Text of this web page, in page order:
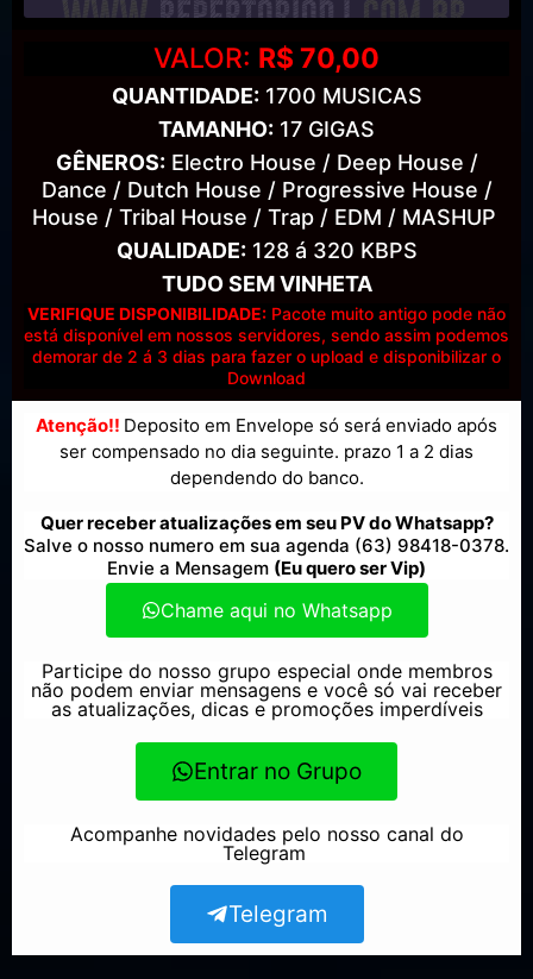
VALOR: R$ 70,00
QUANTIDADE:1700 MUSICAS
TAMANHO: 17 GIGAS
GÊNEROS:Electro House / Deep House /
Dance / Dutch House / Progressive House /
House / Tribal House / Trap / EDM / MASHUP
QUALIDADE:128 á 320 KBPS
TUDO SEM VINHETA
VERIFIQUE DISPONIBILIDADE: Pacote muito antigo pode não
está disponível em nossos servidores, sendo assim podemos
demorar de 2 á 3 dias para fazer o upload e disponibilizar o
Download
Atenção!! Deposito em Envelope só será enviado após
ser compensado no dia seguinte. prazo 1 a 2 dias
dependendo do banco.
Quer receber atualizações em seu PV do Whatsapp?
Salve o nosso numero em sua agenda (63) 98418-0378.
Envie a Mensagem (Eu quero ser Vip)
Chame aqui no Whatsapp
Participe do nosso grupo especial onde membros
não podem enviar mensagens e você só vai receber
as atualizações, dicas e promoções imperdíveis
Entrar no Grupo
Acompanhe novidades pelo nosso canal do
Telegram
Telegram